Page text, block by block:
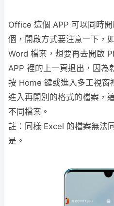
Office 這個 APP 可以同時
個，開啟方式要注意一下，
Word 檔案，想要再去開啟
APP 裡的上一頁退出，因為
按 Home 鍵或進入多工視窗
進入再開別的格式的檔案，
不同檔案。
註：同樣 Excel 的檔案無法
是。